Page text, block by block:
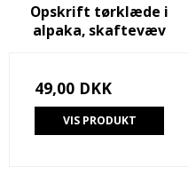
Opskrift tørklæde i
alpaka, skaftevæv
49,00 DKK
VIS PRODUKT